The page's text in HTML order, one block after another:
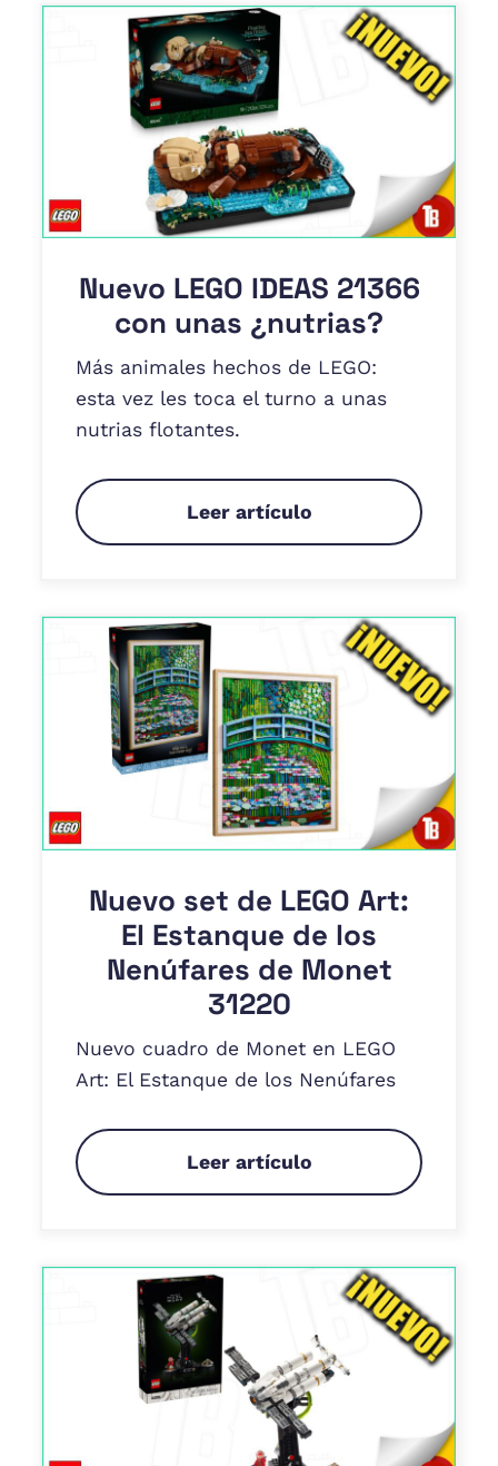
Nuevo LEGO IDEAS 21366
con unas ¿nutrias?
Más animales hechos de LEGO:
esta vez les toca el turno a unas
nutrias flotantes.
Leer artículo
Nuevo set de LEGO Art:
El Estanque de los
Nenúfares de Monet
31220
Nuevo cuadro de Monet en LEGO
Art: El Estanque de los Nenúfares
Leer artículo